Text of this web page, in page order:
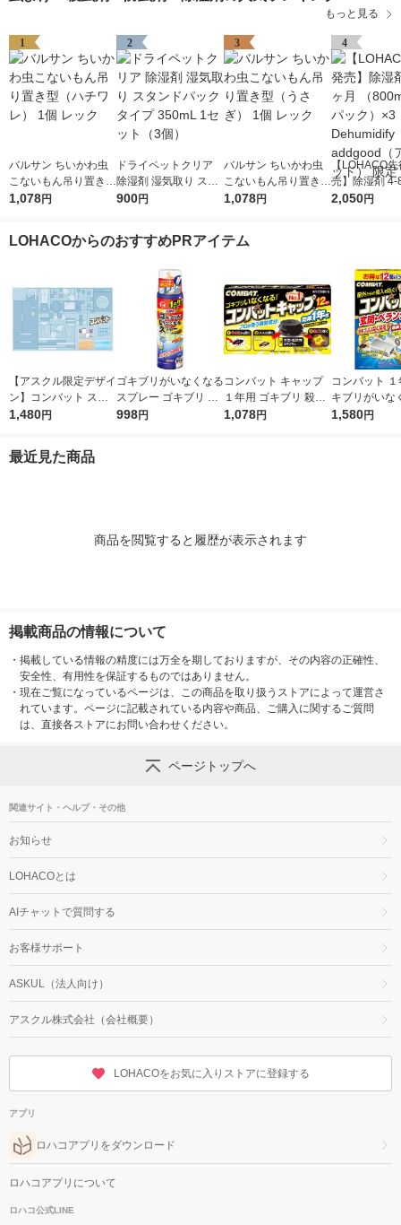
もっと見る
1
バルサン ちいかわ虫
こないもん吊り置き型
（ハチワレ） 1個 レ
1,078円
2
ドライペットクリア
除湿剤 湿気取り スタ
ンドパックタイプ 350
900円
3
バルサン ちいかわ虫
こないもん吊り置き型
（うさぎ） 1個 レッ
1,078円
4
【LOHACO
売】除湿剤 4-
（800ml×3個
2,050円
LOHACOからのおすすめPRアイテム
【アスクル限定デザイ
ン】コンバット スマ
ート ゴキブリ駆除剤
付き 殺虫剤 置き型 KI
1,480円
ゴキブリがいなくなる
スプレー ゴキブリ ト
コジラミ 駆除 忌避 予
998円
コンバット キャップ
１年用 ゴキブリ 殺虫
剤 駆除 対策 置き型 ブ
1,078円
コンバット
キブリがいな
駆除 屋外用
1,580円
最近見た商品
商品を閲覧すると履歴が表示されます
掲載商品の情報について
・ 掲載している情報の精度には万全を期しておりますが、その内容の正確性、
安全性、有用性を保証するものではありません。
・ 現在ご覧になっているページは、この商品を取り扱うストアによって運営さ
れています。ページに記載されている内容や商品、ご購入に関するご質問
は、直接各ストアにお問い合わせください。
ページトップへ
関連サイト・ヘルプ・その他
お知らせ
LOHACOとは
AIチャットで質問する
お客様サポート
ASKUL（法人向け）
アスクル株式会社（会社概要）
LOHACOをお気に入りストアに登録する
アプリ
ロハコアプリをダウンロード
ロハコアプリについて
ロハコ公式LINE